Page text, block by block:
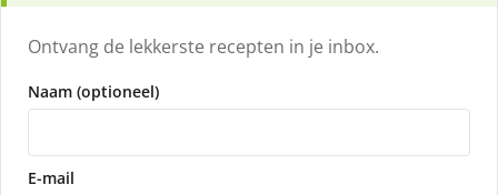
Ontvang de lekkerste recepten in je inbox.
Naam (optioneel)
E-mail